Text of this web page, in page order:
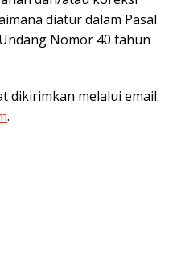
diatur dalam Pasal
Nomor 40 tahun
dikirimkan melalui email:
.